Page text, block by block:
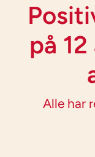
på
Alle har